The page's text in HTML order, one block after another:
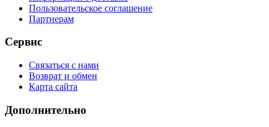
Пользовательское соглашение
Партнерам
Сервис
Связаться с нами
Возврат и обмен
Карта сайта
Дополнительно